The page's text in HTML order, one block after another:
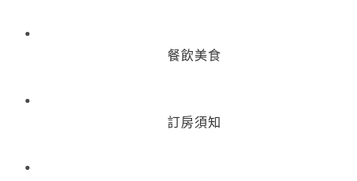
餐飲美食
訂房須知